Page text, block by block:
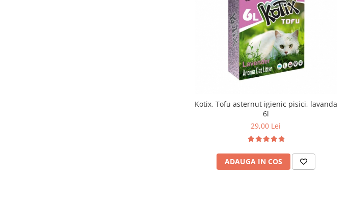
Kotix, Tofu asternut igienic pisici, lavanda
6l
29,00 Lei
ADAUGA IN COS